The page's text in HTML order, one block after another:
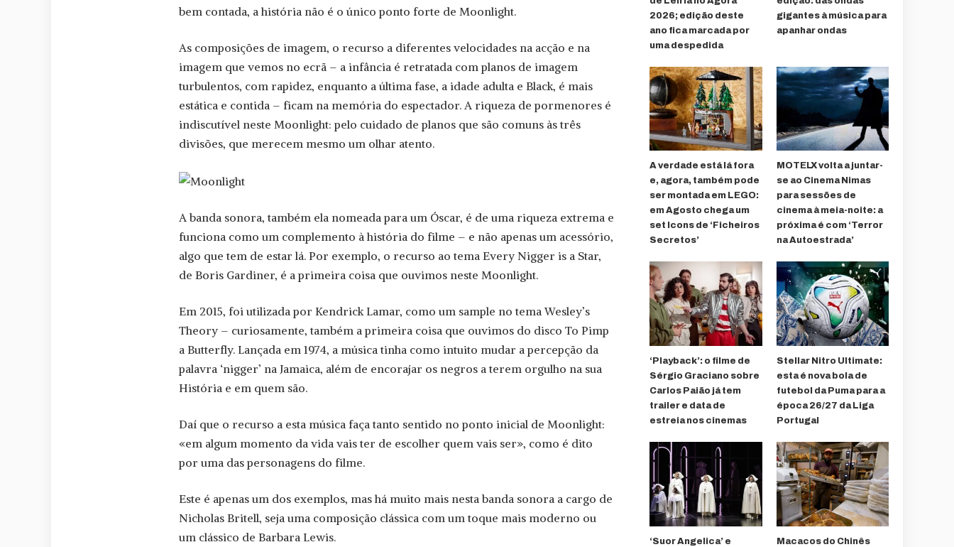
bem contada, a história não é o único ponto forte de Moonlight.
As composições de imagem, o recurso a diferentes velocidades na acção e na
imagem que vemos no ecrã – a infância é retratada com planos de imagem
turbulentos, com rapidez, enquanto a última fase, a idade adulta e Black, é mais
estática e contida – ficam na memória do espectador. A riqueza de pormenores é
indiscutível neste Moonlight: pelo cuidado de planos que são comuns às três
divisões, que merecem mesmo um olhar atento.
A banda sonora, também ela nomeada para um Óscar, é de uma riqueza extrema e
funciona como um complemento à história do filme – e não apenas um acessório,
algo que tem de estar lá. Por exemplo, o recurso ao tema Every Nigger is a Star,
de Boris Gardiner, é a primeira coisa que ouvimos neste Moonlight.
Em 2015, foi utilizada por Kendrick Lamar, como um sample no tema Wesley’s
Theory – curiosamente, também a primeira coisa que ouvimos do disco To Pimp
a Butterfly. Lançada em 1974, a música tinha como intuito mudar a percepção da
palavra ‘nigger’ na Jamaica, além de encorajar os negros a terem orgulho na sua
História e em quem são.
Daí que o recurso a esta música faça tanto sentido no ponto inicial de Moonlight:
«em algum momento da vida vais ter de escolher quem vais ser», como é dito
por uma das personagens do filme.
Este é apenas um dos exemplos, mas há muito mais nesta banda sonora a cargo de
Nicholas Britell, seja uma composição clássica com um toque mais moderno ou
um clássico de Barbara Lewis.
2026; edição deste
ano fica marcada por
uma despedida
gigantes à música para
apanhar ondas
A verdade está lá fora
e, agora, também pode
ser montada em LEGO:
em Agosto chega um
set Icons de ‘Ficheiros
Secretos’
MOTELX volta a juntar-
se ao Cinema Nimas
para sessões de
cinema à meia-noite: a
próxima é com ‘Terror
na Autoestrada’
‘Playback’: o filme de
Sérgio Graciano sobre
Carlos Paião já tem
trailer e data de
estreia nos cinemas
Stellar Nitro Ultimate:
esta é nova bola de
futebol da Puma para a
época 26/27 da Liga
Portugal
‘Suor Angelica’ e
Macacos do Chinês